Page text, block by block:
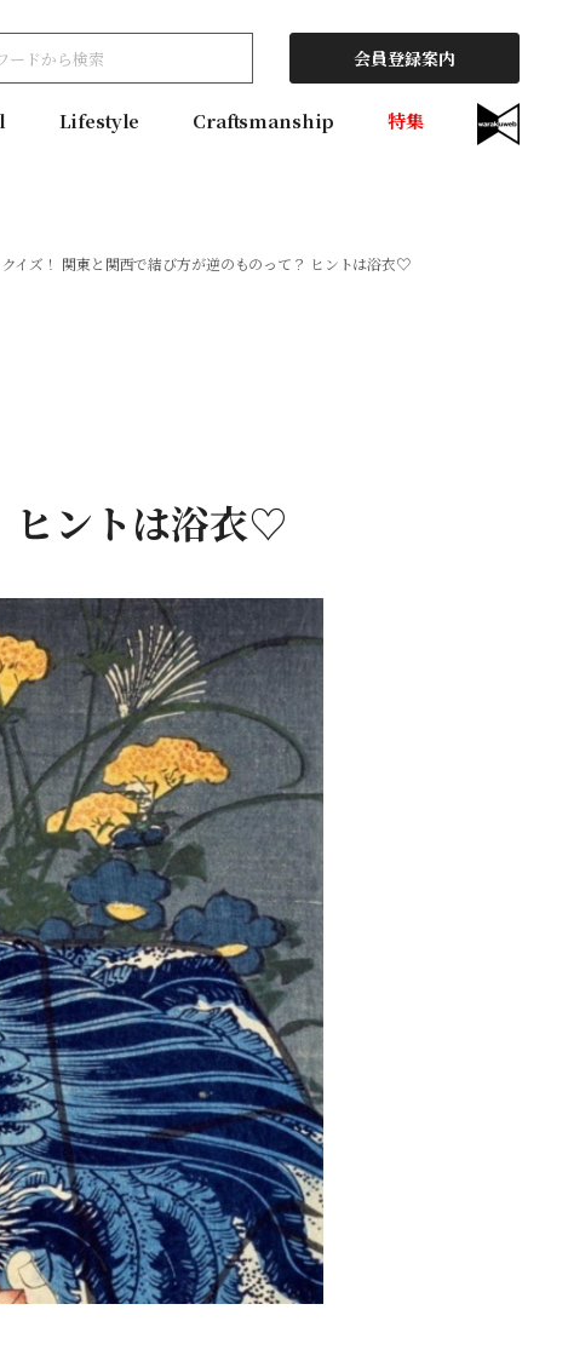
会員登録案内
Lifestyle Craftsmanship 特集
クイズ！ 関東と関西で結び方が逆のものって？ ヒントは浴衣♡
ヒントは浴衣♡